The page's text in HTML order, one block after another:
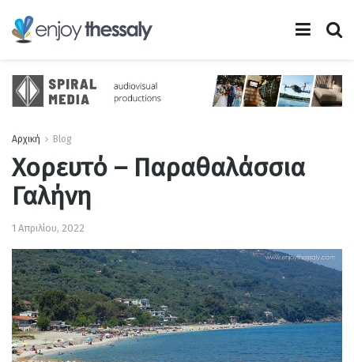
Αρχική Blog
Χορευτό – Παραθαλάσσια
Γαλήνη
1 Απριλίου, 2022